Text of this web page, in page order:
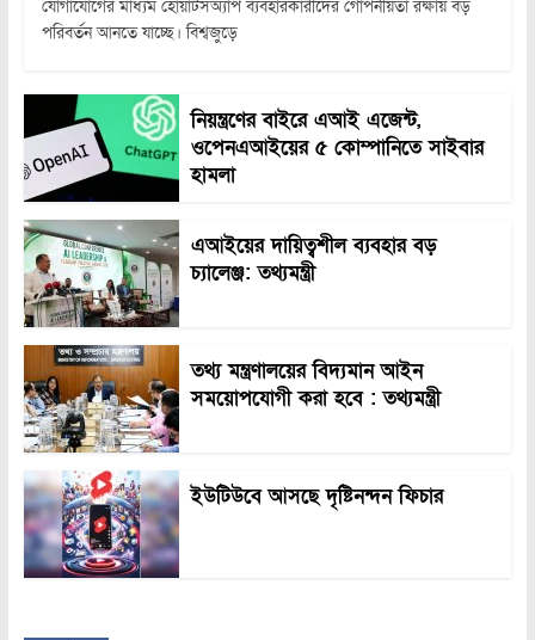
যোগাযোগের মাধ্যম হোয়াটসঅ্যাপ ব্যবহারকারীদের গোপনীয়তা রক্ষায় বড়
পরিবর্তন আনতে যাচ্ছে। বিশ্বজুড়ে
নিয়ন্ত্রণের বাইরে এআই এজেন্ট,
ওপেনএআইয়ের ৫ কোম্পানিতে সাইবার
হামলা
এআইয়ের দায়িত্বশীল ব্যবহার বড়
চ্যালেঞ্জ: তথ্যমন্ত্রী
তথ্য মন্ত্রণালয়ের বিদ্যমান আইন
সময়োপযোগী করা হবে : তথ্যমন্ত্রী
ইউটিউবে আসছে দৃষ্টিনন্দন ফিচার